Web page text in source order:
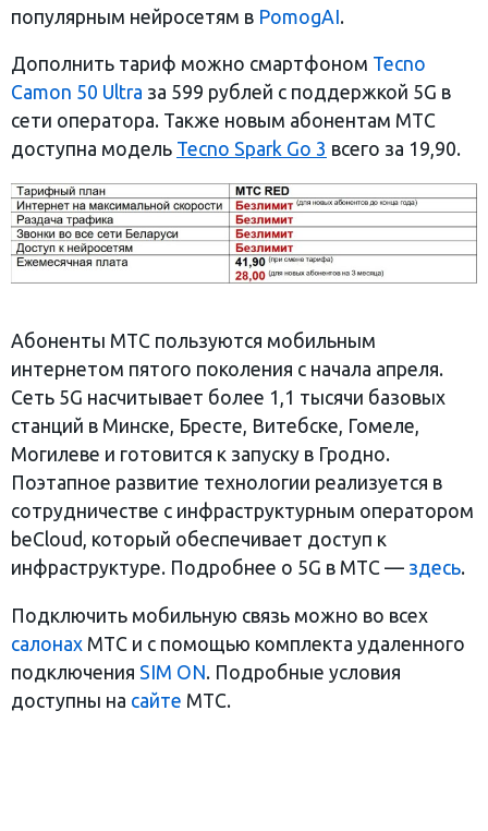
популярным нейросетям в PomogAI.
Дополнить тариф можно смартфоном Tecno
Camon 50 Ultra за 599 рублей с поддержкой 5G в
сети оператора. Также новым абонентам МТС
доступна модель Tecno Spark Go 3 всего за 19,90.
Абоненты МТС пользуются мобильным
интернетом пятого поколения с начала апреля.
Сеть 5G насчитывает более 1,1 тысячи базовых
станций в Минске, Бресте, Витебске, Гомеле,
Могилеве и готовится к запуску в Гродно.
Поэтапное развитие технологии реализуется в
сотрудничестве с инфраструктурным оператором
beCloud, который обеспечивает доступ к
инфраструктуре. Подробнее о 5G в МТС — здесь.
Подключить мобильную связь можно во всех
салонах МТС и с помощью комплекта удаленного
подключения SIM ON. Подробные условия
доступны на сайте МТС.